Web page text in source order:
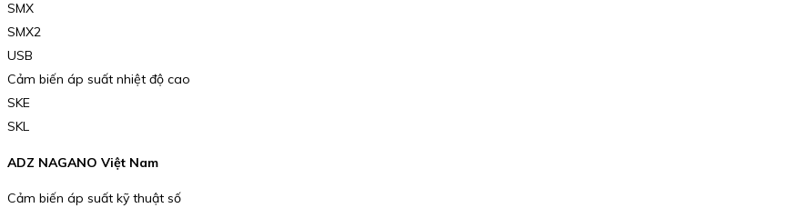
SMX
SMX2
USB
Cảm biến áp suất nhiệt độ cao
SKE
SKL
ADZ NAGANO Việt Nam
Cảm biến áp suất kỹ thuật số